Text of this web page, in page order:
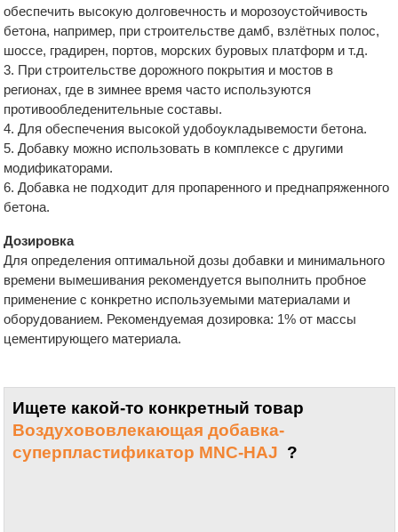
обеспечить высокую долговечность и морозоустойчивость
бетона, например, при строительстве дамб, взлётных полос,
шоссе, градирен, портов, морских буровых платформ и т.д.
3. При строительстве дорожного покрытия и мостов в
регионах, где в зимнее время часто используются
противообледенительные составы.
4. Для обеспечения высокой удобоукладывемости бетона.
5. Добавку можно использовать в комплексе с другими
модификаторами.
6. Добавка не подходит для пропаренного и преднапряженного
бетона.
Дозировка
Для определения оптимальной дозы добавки и минимального
времени вымешивания рекомендуется выполнить пробное
применение с конкретно используемыми материалами и
оборудованием. Рекомендуемая дозировка: 1% от массы
цементирующего материала.
Ищете какой-то конкретный товар
Воздухововлекающая добавка-
суперпластификатор MNC-HAJ ?